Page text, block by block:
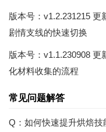
版本号：v1.2.231215
剧情支线的快速切换
版本号：v1.1.230908
化材料收集的流程
常见问题解答
Q：如何快速提升烘焙技